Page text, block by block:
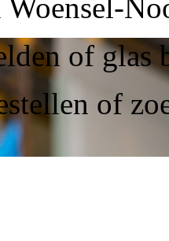
of
of